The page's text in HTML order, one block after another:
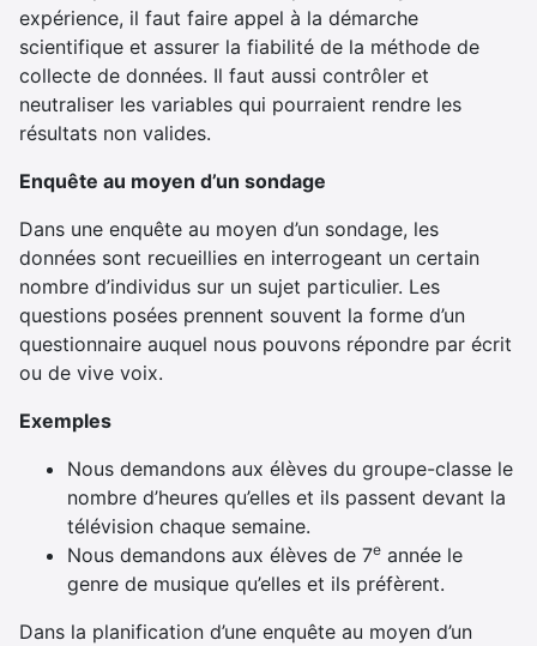
expérience, il faut faire appel à la démarche
scientifique et assurer la fiabilité de la méthode de
collecte de données. Il faut aussi contrôler et
neutraliser les variables qui pourraient rendre les
résultats non valides.
Enquête au moyen d’un sondage
Dans une enquête au moyen d’un sondage, les
données sont recueillies en interrogeant un certain
nombre d’individus sur un sujet particulier. Les
questions posées prennent souvent la forme d’un
questionnaire auquel nous pouvons répondre par écrit
ou de vive voix.
Exemples
Nous demandons aux élèves du groupe-classe le
nombre d’heures qu’elles et ils passent devant la
télévision chaque semaine.
Nous demandons aux élèves de 7e année le
genre de musique qu’elles et ils préfèrent.
Dans la planification d’une enquête au moyen d’un